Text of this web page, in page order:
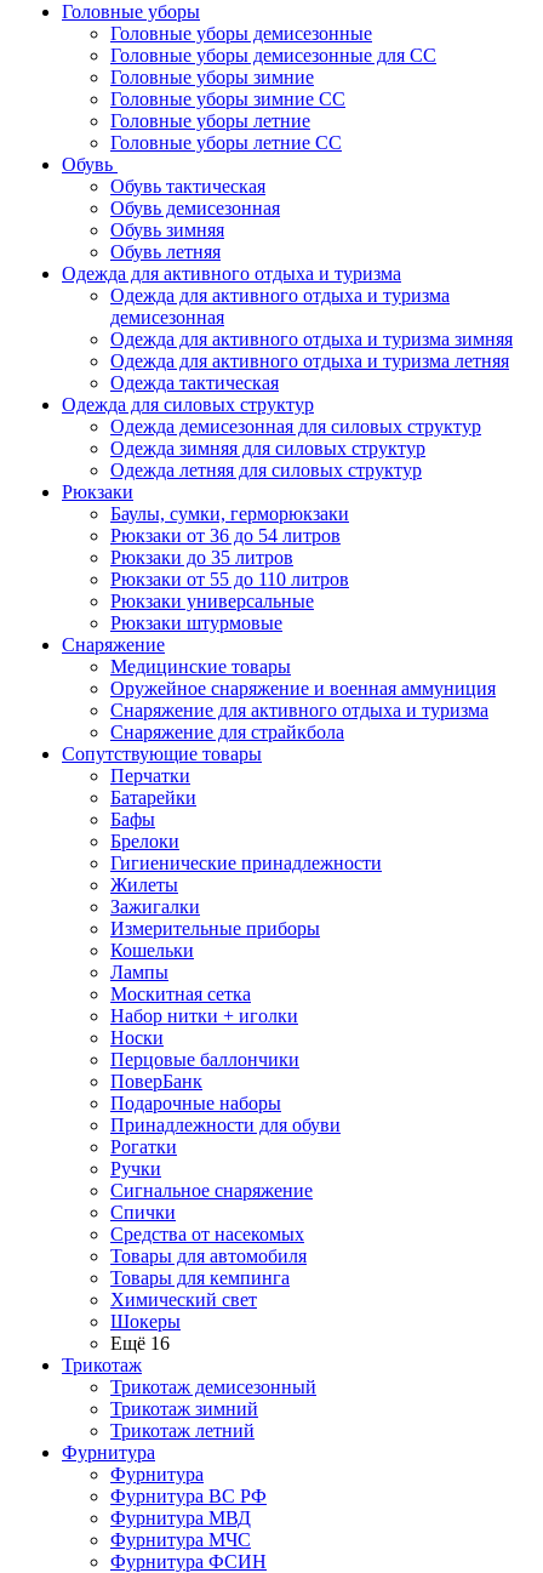
Головные уборы
Головные уборы демисезонные
Головные уборы демисезонные для СС
Головные уборы зимние
Головные уборы зимние СС
Головные уборы летние
Головные уборы летние СС
Обувь
Обувь тактическая
Обувь демисезонная
Обувь зимняя
Обувь летняя
Одежда для активного отдыха и туризма
Одежда для активного отдыха и туризма
демисезонная
Одежда для активного отдыха и туризма зимняя
Одежда для активного отдыха и туризма летняя
Одежда тактическая
Одежда для силовых структур
Одежда демисезонная для силовых структур
Одежда зимняя для силовых структур
Одежда летняя для силовых структур
Рюкзаки
Баулы, сумки, герморюкзаки
Рюкзаки от 36 до 54 литров
Рюкзаки до 35 литров
Рюкзаки от 55 до 110 литров
Рюкзаки универсальные
Рюкзаки штурмовые
Снаряжение
Медицинские товары
Оружейное снаряжение и военная аммуниция
Снаряжение для активного отдыха и туризма
Снаряжение для страйкбола
Сопутствующие товары
Перчатки
Батарейки
Бафы
Брелоки
Гигиенические принадлежности
Жилеты
Зажигалки
Измерительные приборы
Кошельки
Лампы
Москитная сетка
Набор нитки + иголки
Носки
Перцовые баллончики
ПоверБанк
Подарочные наборы
Принадлежности для обуви
Рогатки
Ручки
Сигнальное снаряжение
Спички
Средства от насекомых
Товары для автомобиля
Товары для кемпинга
Химический свет
Шокеры
Ещё 16
Трикотаж
Трикотаж демисезонный
Трикотаж зимний
Трикотаж летний
Фурнитура
Фурнитура
Фурнитура ВС РФ
Фурнитура МВД
Фурнитура МЧС
Фурнитура ФСИН